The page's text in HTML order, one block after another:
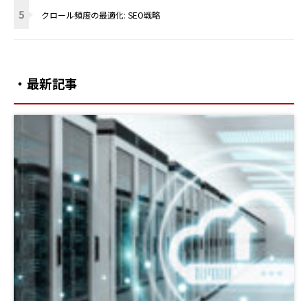
5 クロール頻度の最適化: SEO戦略
・最新記事